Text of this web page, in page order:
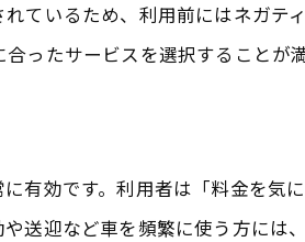
ながる理由！
足度を口コミで比較
ているため、利用前にはネガテ
ったサービスを選択することが
有効です。利用者は「料金を気
送迎など車を頻繁に使う方には